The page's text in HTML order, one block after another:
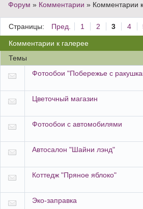
Форум » Комментарии » Комментарии
Страницы: Пред. 1 2 3 4
Комментарии к галерее
Темы
Фотообои "Побережье с
Цветочный магазин
Фотообои с автомобилями
Автосалон "Шайни лэнд"
Коттедж "Пряное яблоко"
Эко-заправка